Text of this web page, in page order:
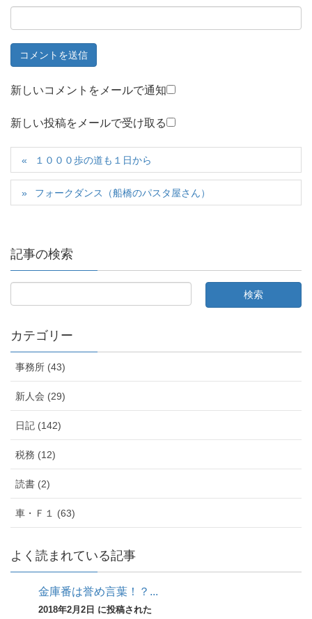
新しいコメントをメールで通知
新しい投稿をメールで受け取る
１０００歩の道も１日から
フォークダンス（船橋のパスタ屋さん）
記事の検索
カテゴリー
事務所 (43)
新人会 (29)
日記 (142)
税務 (12)
読書 (2)
車・Ｆ１ (63)
よく読まれている記事
金庫番は誉め言葉！？...
2018年2月2日 に投稿された